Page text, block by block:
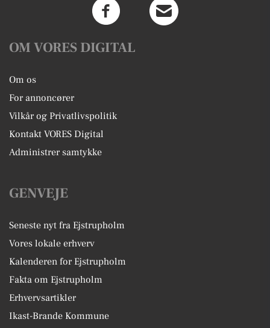
OM VORES DIGITAL
Om os
For annoncører
Vilkår og Privatlivspolitik
Kontakt VORES Digital
Administrer samtykke
GENVEJE
Seneste nyt fra Ejstrupholm
Vores lokale erhverv
Kalenderen for Ejstrupholm
Fakta om Ejstrupholm
Erhvervsartikler
Ikast-Brande Kommune